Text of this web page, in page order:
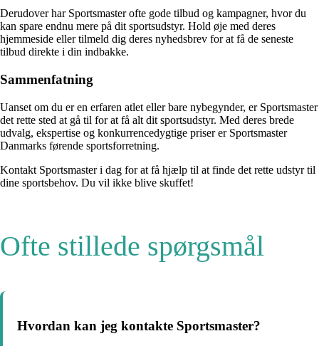
Derudover har Sportsmaster ofte gode tilbud og kampagner, hvor du
kan spare endnu mere på dit sportsudstyr. Hold øje med deres
hjemmeside eller tilmeld dig deres nyhedsbrev for at få de seneste
tilbud direkte i din indbakke.
Sammenfatning
Uanset om du er en erfaren atlet eller bare nybegynder, er Sportsmaster
det rette sted at gå til for at få alt dit sportsudstyr. Med deres brede
udvalg, ekspertise og konkurrencedygtige priser er Sportsmaster
Danmarks førende sportsforretning.
Kontakt Sportsmaster i dag for at få hjælp til at finde det rette udstyr til
dine sportsbehov. Du vil ikke blive skuffet!
Ofte stillede spørgsmål
Hvordan kan jeg kontakte Sportsmaster?